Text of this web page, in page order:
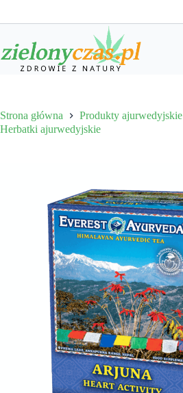
Strona główna
Produkty ajurwedyjskie
Herbatki ajurwedyjskie